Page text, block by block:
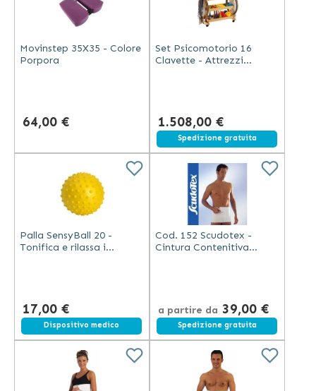
Movinstep 35X35 - Colore
Porpora
64,00 €
Set Psicomotorio 16
Clavette - Attrezzi
1.508,00 €
Spedizione gratuita
Palla SensyBall 20 -
Tonifica e rilassa i
17,00 €
Dispositivo medico
Cod. 152 Scudotex -
Cintura Contenitiva
a partire da 39,00 €
Spedizione gratuita